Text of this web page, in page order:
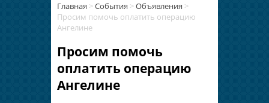
Главная >События >Объявления >
Просим помочь оплатить операцию
Ангелине
Просим помочь
оплатить операцию
Ангелине